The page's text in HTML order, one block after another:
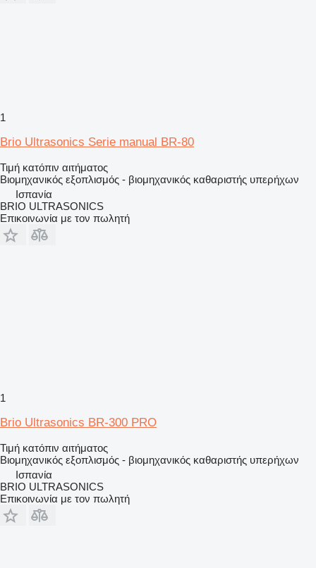
1
Brio Ultrasonics Serie manual BR-80
Τιμή κατόπιν αιτήματος
Βιομηχανικός εξοπλισμός - βιομηχανικός καθαριστής υπερήχων
Ισπανία
BRIO ULTRASONICS
Επικοινωνία με τον πωλητή
1
Brio Ultrasonics BR-300 PRO
Τιμή κατόπιν αιτήματος
Βιομηχανικός εξοπλισμός - βιομηχανικός καθαριστής υπερήχων
Ισπανία
BRIO ULTRASONICS
Επικοινωνία με τον πωλητή